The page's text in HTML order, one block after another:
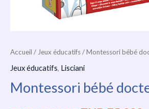
Accueil / Jeux éducatifs/ Montessori bébé
Jeux éducatifs, Lisciani
Montessori bébé